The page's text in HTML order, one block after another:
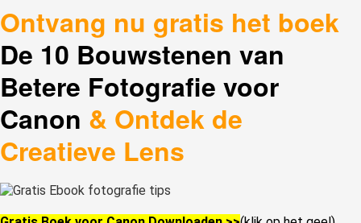
Ontvang nu gratis het boek
De 10 Bouwstenen van
Betere Fotografie voor
Canon & Ontdek de
Creatieve Lens